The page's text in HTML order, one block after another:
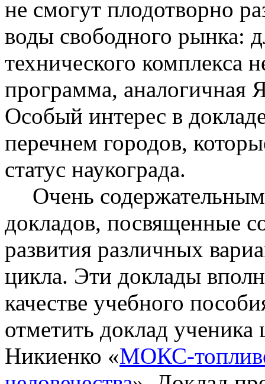
не смогут плодотворно
воды свободного рынка:
технического комплекса
программа, аналогичная
Особый интерес в
перечнем городов,
статус наукограда.
Очень
докладов, посвященные
развития различных
цикла. Эти доклады
качестве учебного
отметить доклад
Никиенко «МОКС-